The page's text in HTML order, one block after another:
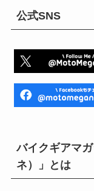
公式SNS
バイクギアマ
ネ）」とは